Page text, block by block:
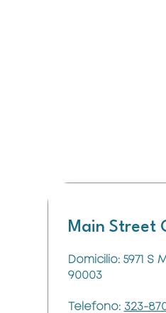
Main Street
Domicilio: 5971 S
90003
Telefono: 323-